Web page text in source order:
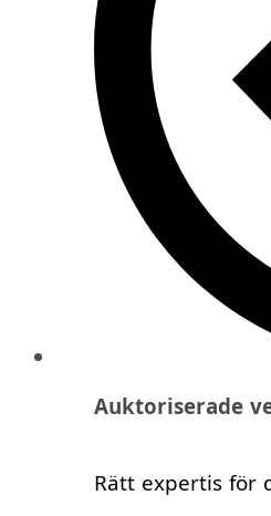
Auktoriserade
Rätt expertis för